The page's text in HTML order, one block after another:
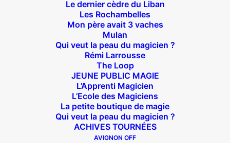
Le dernier cèdre du Liban
Les Rochambelles
Mon père avait 3 vaches
Mulan
Qui veut la peau du magicien ?
Rémi Larrousse
The Loop
JEUNE PUBLIC MAGIE
L’Apprenti Magicien
L’Ecole des Magiciens
La petite boutique de magie
Qui veut la peau du magicien ?
ACHIVES TOURNÉES
AVIGNON OFF
Théâtre des Béliers Parisiens
14 bis rue Sainte Isaure 75018 Paris
Joffrin / Simplon – Loc :01 42 62 35 00
À l’affiche